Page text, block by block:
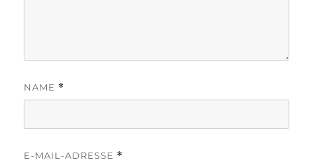
NAME *
E-MAIL-ADRESSE *